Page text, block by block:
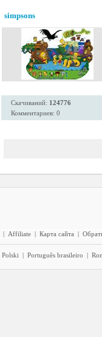
simpsons
Скачиваний: 124776
Комментариев: 0
| Affiliate | Карта сайта |
Polski | Português brasileiro |